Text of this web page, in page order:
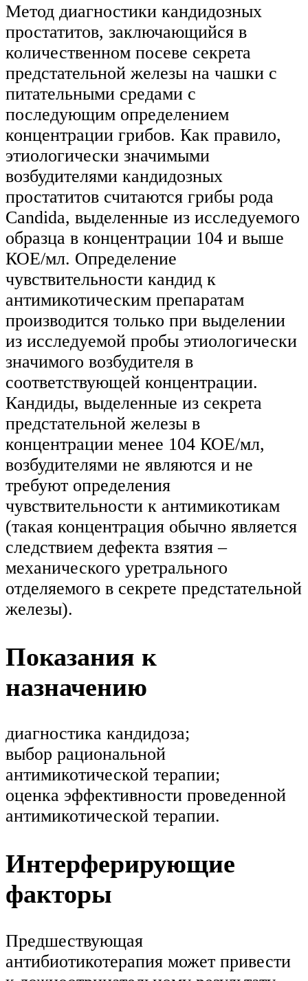
Метод диагностики кандидозных
простатитов, заключающийся в
количественном посеве секрета
предстательной железы на чашки с
питательными средами с
последующим определением
концентрации грибов. Как правило,
этиологически значимыми
возбудителями кандидозных
простатитов считаются грибы рода
Candida, выделенные из исследуемого
образца в концентрации 104 и выше
КОЕ/мл. Определение
чувствительности кандид к
антимикотическим препаратам
производится только при выделении
из исследуемой пробы этиологически
значимого возбудителя в
соответствующей концентрации.
Кандиды, выделенные из секрета
предстательной железы в
концентрации менее 104 КОЕ/мл,
возбудителями не являются и не
требуют определения
чувствительности к антимикотикам
(такая концентрация обычно является
следствием дефекта взятия –
механического уретрального
отделяемого в секрете предстательной
железы).
Показания к
назначению
диагностика кандидоза;
выбор рациональной
антимикотической терапии;
оценка эффективности проведенной
антимикотической терапии.
Интерферирующие
факторы
Предшествующая
антибиотикотерапия может привести